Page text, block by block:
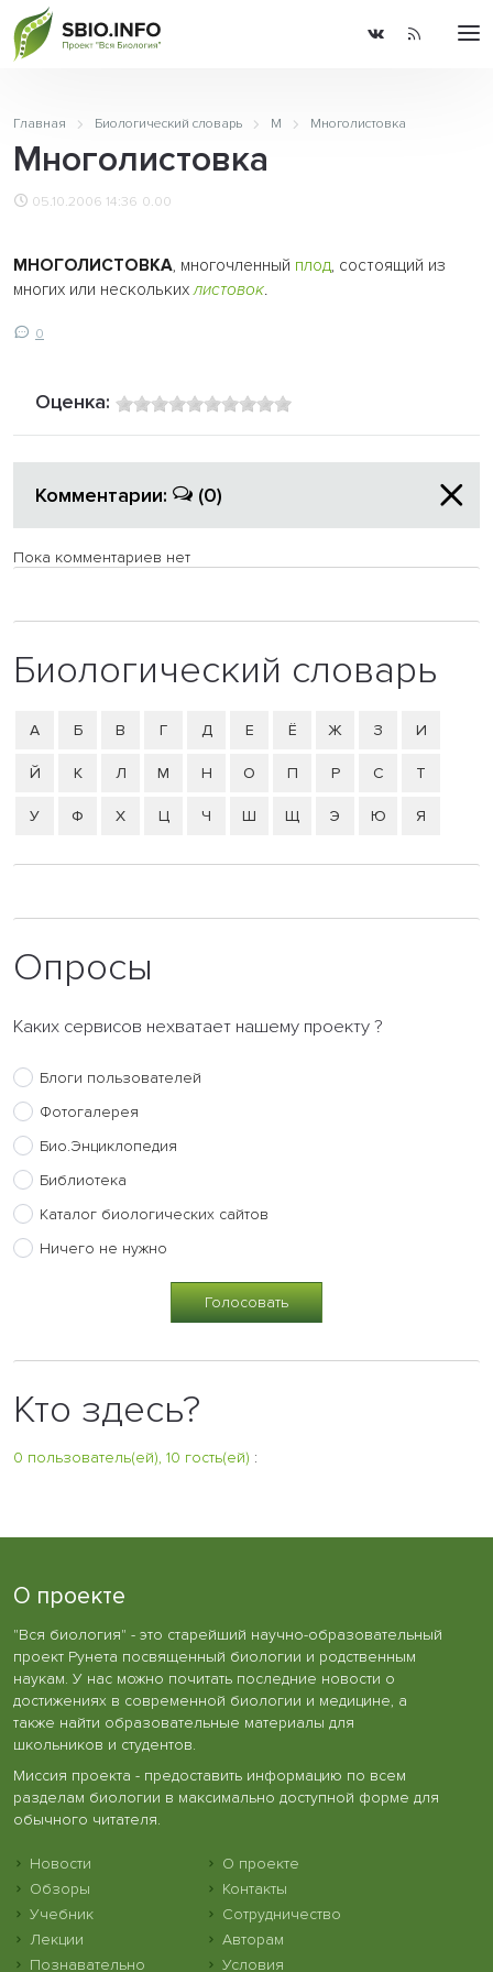
Главная Биологический словарь М Многолистовка
Многолистовка
05.10.2006 14:36 0.00
МНОГОЛИСТОВКА, многочленный плод, состоящий из
многих или несколькихлистовок.
0
Оценка:
Комментарии: (0)
Пока комментариев нет
Биологический словарь
А Б В Г Д Е Ё Ж З И
Й К Л М Н О П Р С Т
У Ф Х Ц Ч Ш Щ Э Ю Я
Опросы
Каких сервисов нехватает нашему проекту ?
Блоги пользователей
Фотогалерея
Био.Энциклопедия
Библиотека
Каталог биологических сайтов
Ничего не нужно
Кто здесь?
0 пользователь(ей), 10 гость(ей) :
О проекте
"Вся биология" - это старейший научно-образовательный
проект Рунета посвященный биологии и родственным
наукам. У нас можно почитать последние новости о
достижениях в современной биологии и медицине, а
также найти образовательные материалы для
школьников и студентов.
Миссия проекта - предоставить информацию по всем
разделам биологии в максимально доступной форме для
обычного читателя.
Новости
Обзоры
Учебник
Лекции
Познавательно
О проекте
Контакты
Сотрудничество
Авторам
Условия